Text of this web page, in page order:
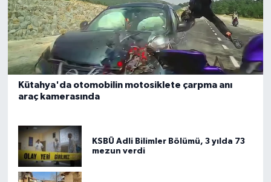
Kütahya'da otomobilin motosiklete çarpma anı
araç kamerasında
KSBÜ Adli Bilimler Bölümü, 3 yılda 73
mezun verdi